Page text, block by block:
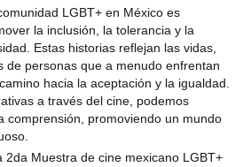
LGBT+ en México es
la inclusión, la tolerancia y la
Estas historias reflejan las vidas,
de personas que a menudo enfrentan
hacia la aceptación y la igualdad.
a través del cine, podemos
comprensión, promoviendo un mundo
2da Muestra de cine mexicano LGBT+